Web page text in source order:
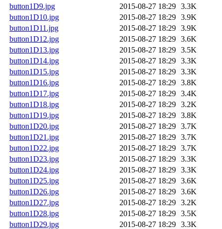
button1D9.jpg
2015-08-27 18:29 3.3K
button1D10.jpg
2015-08-27 18:29 3.9K
button1D11.jpg
2015-08-27 18:29 3.9K
button1D12.jpg
2015-08-27 18:29 3.6K
button1D13.jpg
2015-08-27 18:29 3.5K
button1D14.jpg
2015-08-27 18:29 3.3K
button1D15.jpg
2015-08-27 18:29 3.3K
button1D16.jpg
2015-08-27 18:29 3.8K
button1D17.jpg
2015-08-27 18:29 3.4K
button1D18.jpg
2015-08-27 18:29 3.2K
button1D19.jpg
2015-08-27 18:29 3.8K
button1D20.jpg
2015-08-27 18:29 3.7K
button1D21.jpg
2015-08-27 18:29 3.7K
button1D22.jpg
2015-08-27 18:29 3.7K
button1D23.jpg
2015-08-27 18:29 3.3K
button1D24.jpg
2015-08-27 18:29 3.3K
button1D25.jpg
2015-08-27 18:29 3.6K
button1D26.jpg
2015-08-27 18:29 3.6K
button1D27.jpg
2015-08-27 18:29 3.2K
button1D28.jpg
2015-08-27 18:29 3.5K
button1D29.jpg
2015-08-27 18:29 3.3K